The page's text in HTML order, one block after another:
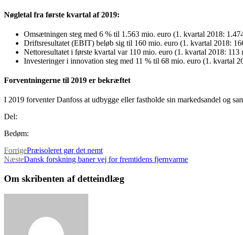
Nøgletal fra første kvartal af 2019:
Omsætningen steg med 6 % til 1.563 mio. euro (1. kvartal 2018:
Driftsresultatet (EBIT) beløb sig til 160 mio. euro (1. kvartal 2018:
Nettoresultatet i første kvartal var 110 mio. euro (1. kvartal 2018: 113
Investeringer i innovation steg med 11 % til 68 mio. euro (1. kvartal
Forventningerne til 2019 er bekræftet
I 2019 forventer Danfoss at udbygge eller fastholde sin markedsandel og
Del:
Bedøm:
ForrigePræisoleret gør det nemt
NæsteDansk forskning baner vej for fremtidens fjernvarme
Om skribenten af detteindlæg